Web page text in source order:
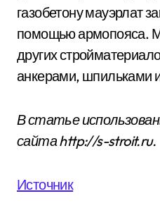
газобетону мауэрлат
помощью армопояса.
других
анкерами, шпильками
В статье
сайтаhttp://s-stroit.ru.
Источник